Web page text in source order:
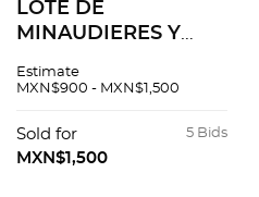
LOTE DE
MINAUDIERES Y
S. XX. Elaborados en
canutillo, metal
dorado y cadenas.
Estimate
MXN$900 - MXN$1,500
5 Bids
Sold for
MXN$1,500